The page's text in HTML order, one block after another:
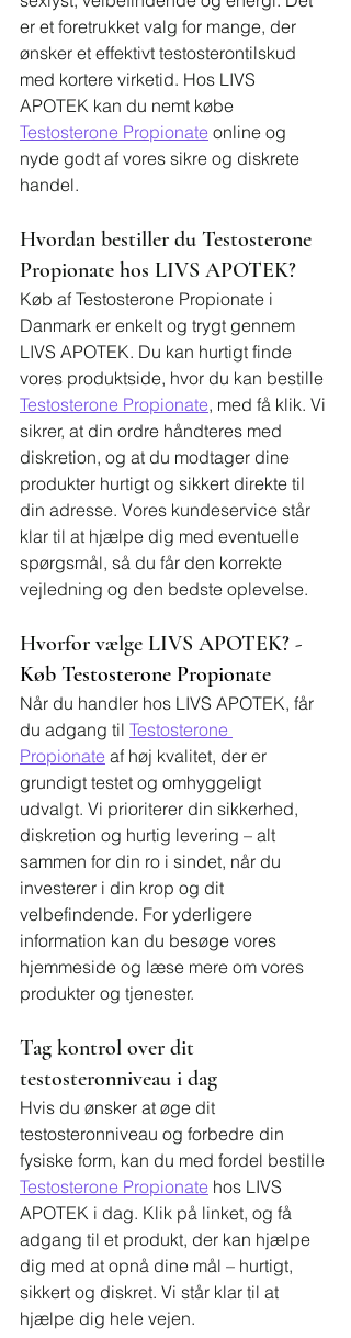
er et foretrukket valg for mange, der
ønsker et effektivt testosterontilskud
med kortere virketid. Hos LIVS
APOTEK kan du nemt købe
Testosterone Propionate online og
nyde godt af vores sikre og diskrete
handel.
Hvordan bestiller du Testosterone
Propionate hos LIVS APOTEK?
Køb af Testosterone Propionate i
Danmark er enkelt og trygt gennem
LIVS APOTEK. Du kan hurtigt finde
vores produktside, hvor du kan bestille
Testosterone Propionate, med få klik. Vi
sikrer, at din ordre håndteres med
diskretion, og at du modtager dine
produkter hurtigt og sikkert direkte til
din adresse. Vores kundeservice står
klar til at hjælpe dig med eventuelle
spørgsmål, så du får den korrekte
vejledning og den bedste oplevelse.
Hvorfor vælge LIVS APOTEK? -
Køb Testosterone Propionate
Når du handler hos LIVS APOTEK, får
du adgang til Testosterone
Propionate af høj kvalitet, der er
grundigt testet og omhyggeligt
udvalgt. Vi prioriterer din sikkerhed,
diskretion og hurtig levering – alt
sammen for din ro i sindet, når du
investerer i din krop og dit
velbefindende. For yderligere
information kan du besøge vores
hjemmeside og læse mere om vores
produkter og tjenester.
Tag kontrol over dit
testosteronniveau i dag
Hvis du ønsker at øge dit
testosteronniveau og forbedre din
fysiske form, kan du med fordel bestille
Testosterone Propionate hos LIVS
APOTEK i dag. Klik på linket, og få
adgang til et produkt, der kan hjælpe
dig med at opnå dine mål – hurtigt,
sikkert og diskret. Vi står klar til at
hjælpe dig hele vejen.